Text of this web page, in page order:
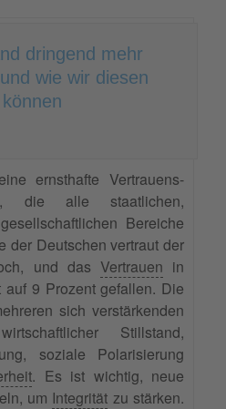
dringend mehr
wie wir diesen
ernsthafte Vertrauens-
die alle staatlichen,
Bereiche
der Deutschen vertraut der
und das Vertrauen in
auf 9 Prozent gefallen. Die
sich verstärkenden
Stillstand,
soziale Polarisierung
. Es ist wichtig, neue
um Integrität zu stärken.